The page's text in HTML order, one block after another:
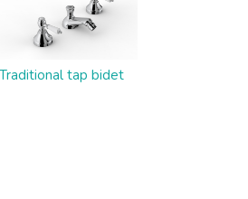
Traditional tap bidet